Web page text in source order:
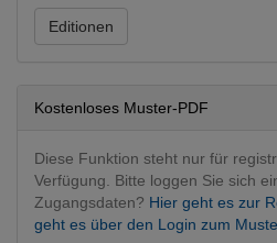
Pädiatrie
Pädiatrie
Editionen
Kostenloses Muster-PDF
Diese Funktion steht nur für
Verfügung. Bitte loggen Sie sich
Zugangsdaten? Hier geht es zur
geht es über den Login zum